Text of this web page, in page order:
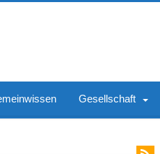
Gesellschaft